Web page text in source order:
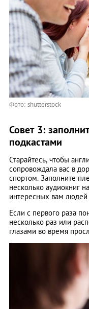
Фото: shutterstock
Совет 3:
подкастами
Старайтесь, чтобы
сопровождала вас в
спортом. Заполните
несколько аудиокниг
интересных вам людей
Если с первого раза
несколько раз или
глазами во время